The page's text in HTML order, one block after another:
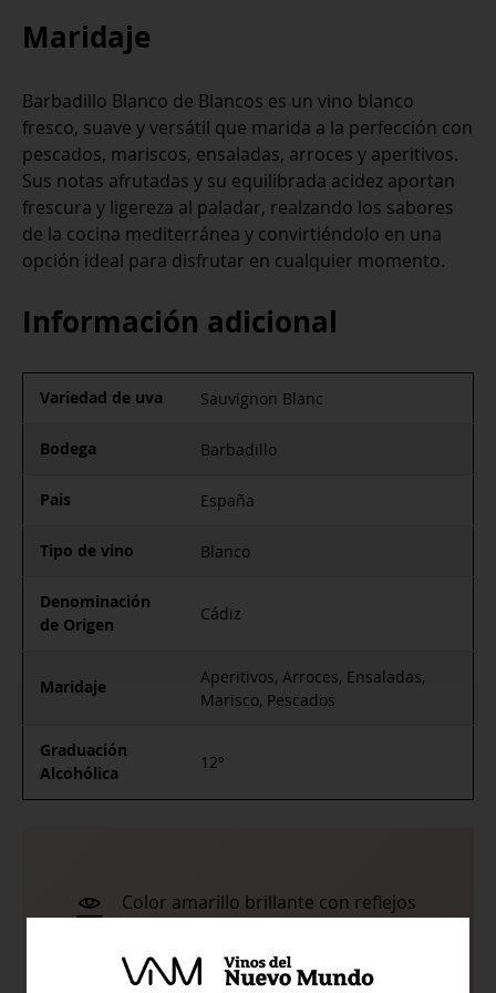
Maridaje
Barbadillo Blanco de Blancos es un vino blanco
fresco, suave y versátil que marida a la perfección con
pescados, mariscos, ensaladas, arroces y aperitivos.
Sus notas afrutadas y su equilibrada acidez aportan
frescura y ligereza al paladar, realzando los sabores
de la cocina mediterránea y convirtiéndolo en una
opción ideal para disfrutar en cualquier momento.
Información adicional
Variedad de uva Sauvignon Blanc
Bodega Barbadillo
Pais España
Tipo de vino Blanco
Denominación
de Origen
Cádiz
Maridaje
Aperitivos, Arroces, Ensaladas,
Marisco, Pescados
Graduación
Alcohólica
12º
Color amarillo brillante con reflejos